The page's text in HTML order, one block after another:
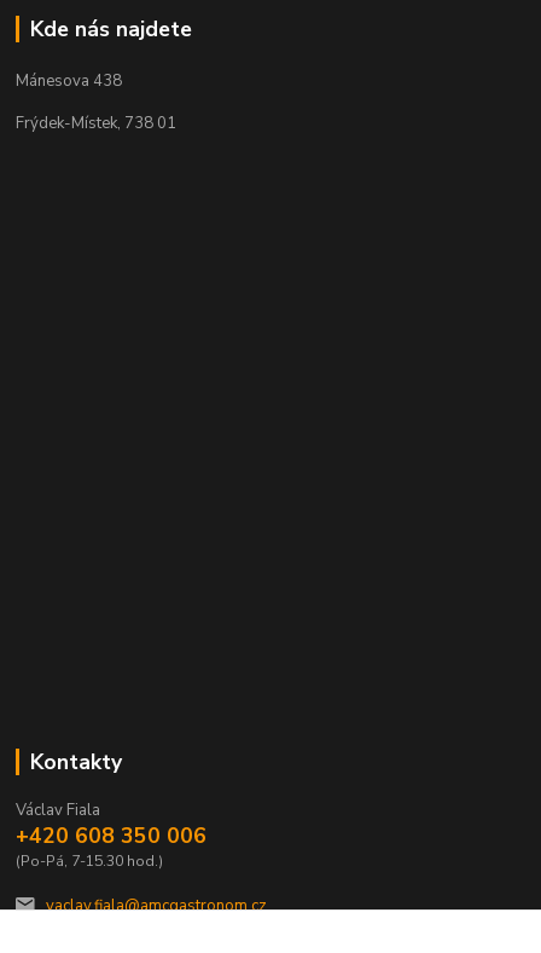
Kde nás najdete
Mánesova 438
Frýdek-Místek, 738 01
Kontakty
Václav Fiala
+420 608 350 006
(Po-Pá, 7-15.30 hod.)
vaclav.fiala@amcgastronom.cz